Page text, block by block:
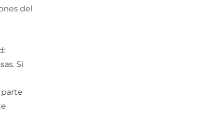
del
Si
parte